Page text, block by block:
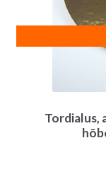
Tordialus,